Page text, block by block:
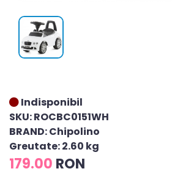
Indisponibil
SKU: ROCBC0151WH
BRAND: Chipolino
Greutate: 2.60 kg
179.00 RON